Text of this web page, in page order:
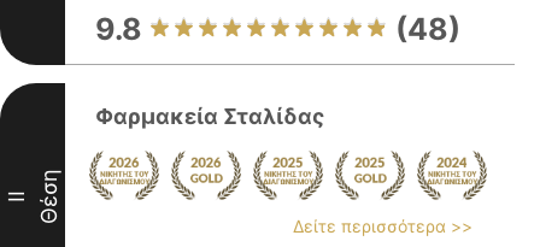
9.8 (48)
II Θέση
Φαρμακεία Σταλίδας
Δείτε περισσότερα >>